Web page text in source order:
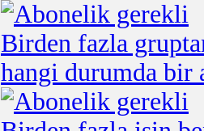
Birden fazla
hangi durumda bir